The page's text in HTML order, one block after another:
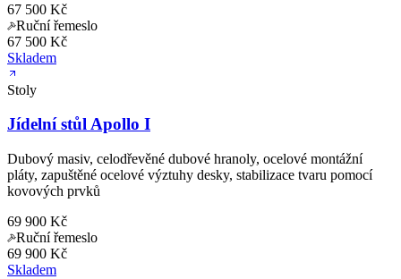
67 500 Kč
Ruční řemeslo
67 500 Kč
Skladem
Stoly
Jídelní stůl Apollo I
Dubový masiv, celodřevěné dubové hranoly, ocelové montážní
pláty, zapuštěné ocelové výztuhy desky, stabilizace tvaru pomocí
kovových prvků
69 900 Kč
Ruční řemeslo
69 900 Kč
Skladem